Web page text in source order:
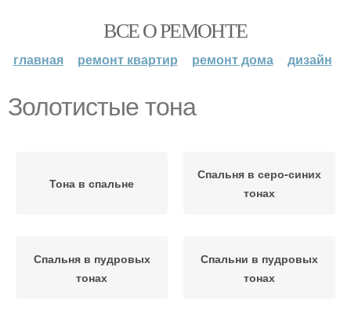
ВСЕ О РЕМОНТЕ
главная ремонт квартир ремонт дома дизайн
Золотистые тона
Тона в спальне
Спальня в серо-синих
тонах
Спальня в пудровых
тонах
Спальни в пудровых
тонах